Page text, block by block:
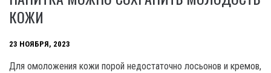
КОЖИ
23 НОЯБРЯ, 2023
Для омоложения кожи порой недостаточно лосьонов и кремов,